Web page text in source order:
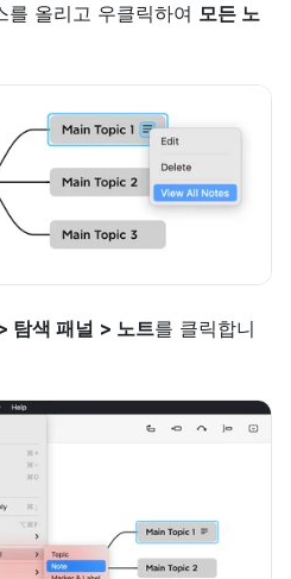
를 올리고 우클릭하여 모든 노
탐색 패널 > 노트를 클릭합니